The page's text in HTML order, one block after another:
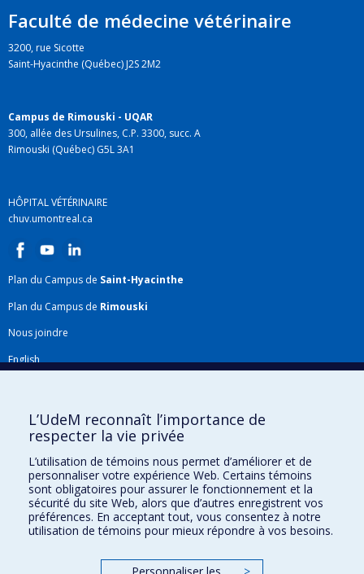
Faculté de médecine vétérinaire
3200, rue Sicotte
Saint-Hyacinthe (Québec) J2S 2M2
Campus de Rimouski - UQAR
300, allée des Ursulines, C.P. 3300, succ. A
Rimouski (Québec) G5L 3A1
HÔPITAL VÉTÉRINAIRE
chuv.umontreal.ca
Plan du Campus de Saint-Hyacinthe
Plan du Campus de Rimouski
Nous joindre
English
Plan du site
Accessibilité
Gabarits et image de marque
Agenda FMV & calendrier académique
La Faculté de médecine vétérinaire de l'Université de Montréal détient
l'agrément complet de l'AVMAet est membre de l'AAVMC.
L’UdeM reconnaît l’importance de
respecter la vie privée
L’utilisation de témoins nous permet d’améliorer et de
personnaliser votre expérience Web. Certains témoins
sont obligatoires pour assurer le fonctionnement et la
sécurité du site Web, alors que d’autres enregistrent vos
préférences. En acceptant tout, vous consentez à notre
utilisation de témoins pour mieux répondre à vos besoins.